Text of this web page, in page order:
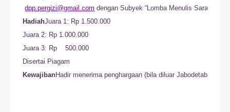
dpp.pergizi@gmail.com
HadiahJuara 1: Rp 1.500.000
Juara 2: Rp 1.000.000
Juara 3: Rp    500.000
Kewajiban